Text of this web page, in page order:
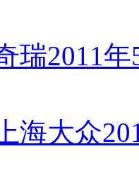
瑞2011
上海大众